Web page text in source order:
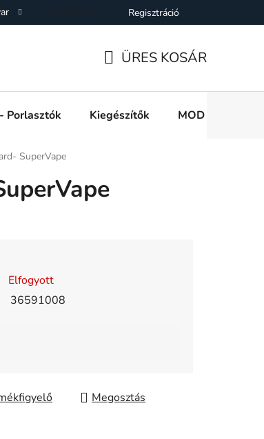
Tájékoztató Elállás a Vásárlástol
Regisztráció
ÜRES KOSÁR
Porlasztók Kiegészítők MOD e cigi
SuperVape
Elfogyott
36591008
Megosztás